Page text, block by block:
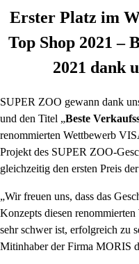
Erster Platz im
Top Shop 2021 –
2021 dank
SUPER ZOO gewann dank
und den Titel „Beste
renommierten Wettbewerb
Projekt des SUPER ZOO-
gleichzeitig den ersten Preis
„Wir freuen uns, dass das
Konzepts diesen
sehr schwer ist, erfolgreich zu
Mitinhaber der Firma MORIS